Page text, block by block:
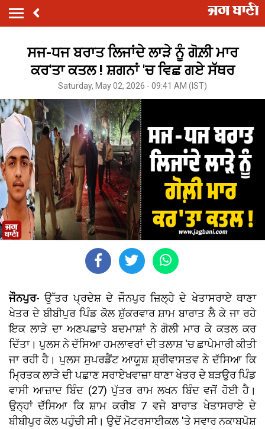
ਸਜ-ਧਜ ਬਰਾਤ ਲਿਜਾਂਦੇ ਲਾੜੇ ਨੂੰ ਗੋਲ਼ੀ ਮਾਰ
ਕਰ'ਤਾ ਕਤਲ ! ਸ਼ਗਨਾਂ 'ਚ ਵਿਛ ਗਏ ਸੱਥਰ
Saturday, May 02, 2026 - 09:41 AM (IST)
ਜੌਨਪੁਰ- ਉੱਤਰ ਪ੍ਰਦੇਸ਼ ਦੇ ਜੌਨਪੁਰ ਜ਼ਿਲ੍ਹੇ ਦੇ ਖੇਤਾਸਰਾਏ ਥਾਣਾ
ਖੇਤਰ ਦੇ ਬੀਬੀਪੁਰ ਪਿੰਡ ਕੋਲ ਸ਼ੁੱਕਰਵਾਰ ਸ਼ਾਮ ਬਾਰਾਤ ਲੈ ਕੇ ਜਾ ਰਹੇ
ਇਕ ਲਾੜੇ ਦਾ ਅਣਪਛਾਤੇ ਬਦਮਾਸ਼ਾਂ ਨੇ ਗੋਲੀ ਮਾਰ ਕੇ ਕਤਲ ਕਰ
ਦਿੱਤਾ। ਪੁਲਸ ਨੇ ਦੱਸਿਆ ਹਮਲਾਵਰਾਂ ਦੀ ਤਲਾਸ਼ 'ਚ ਛਾਪੇਮਾਰੀ ਕੀਤੀ
ਜਾ ਰਹੀ ਹੈ। ਪੁਲਸ ਸੁਪਰਡੈਂਟ ਆਯੂਸ਼ ਸ਼੍ਰੀਵਾਸਤਵ ਨੇ ਦੱਸਿਆ ਕਿ
ਮ੍ਰਿਤਕ ਲਾੜੇ ਦੀ ਪਛਾਣ ਸਰਾਏਖਵਾਜ਼ਾ ਥਾਣਾ ਖੇਤਰ ਦੇ ਬੜਉਰ ਪਿੰਡ
ਵਾਸੀ ਆਜ਼ਾਦ ਬਿੰਦ (27) ਪੁੱਤਰ ਰਾਮ ਲਖਨ ਬਿੰਦ ਵਜੋਂ ਹੋਈ ਹੈ।
ਉਨ੍ਹਾਂ ਦੱਸਿਆ ਕਿ ਸ਼ਾਮ ਕਰੀਬ 7 ਵਜੇ ਬਾਰਾਤ ਖੇਤਾਸਰਾਏ ਦੇ
ਬੀਬੀਪੁਰ ਕੋਲ ਪਹੁੰਚੀ ਸੀ। ਉਦੋਂ ਮੋਟਰਸਾਈਕਲ 'ਤੇ ਸਵਾਰ ਨਕਾਬਪੋਸ਼